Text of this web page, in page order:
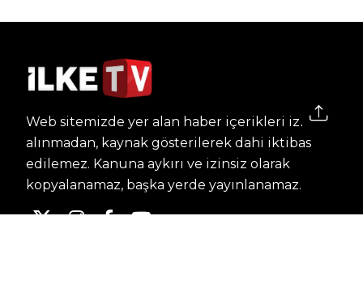
Web sitemizde yer alan haber içerikleri izin
alınmadan, kaynak gösterilerek dahi iktibas
edilemez. Kanuna aykırı ve izinsiz olarak
kopyalanamaz, başka yerde yayınlanamaz.